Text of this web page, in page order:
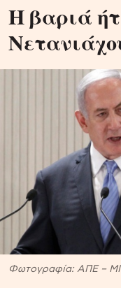
Η βαριά
Φωτογραφία: ΑΠΕ –